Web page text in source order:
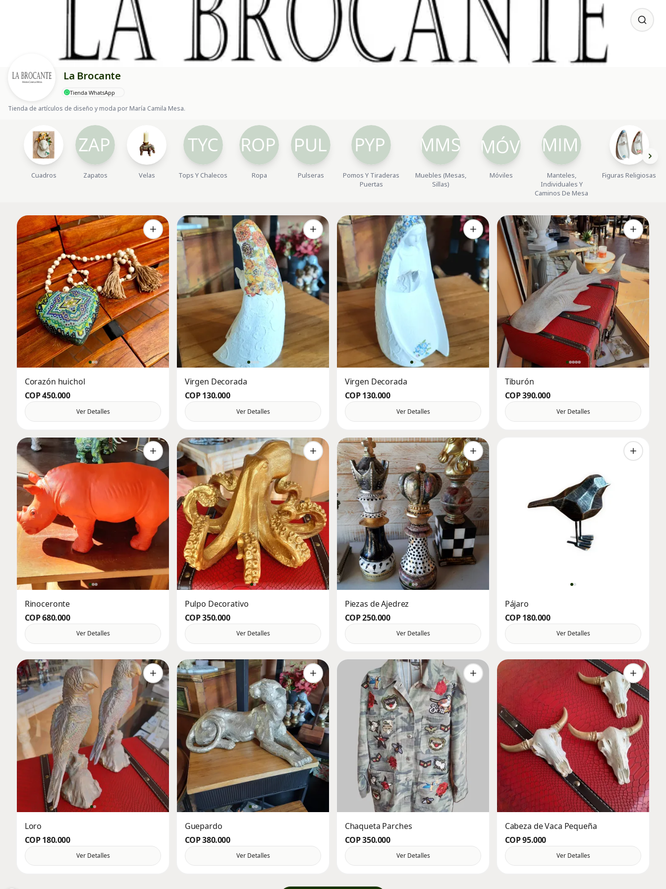
La Brocante
Tienda WhatsApp
Tienda de artículos de diseño y moda por María Camila Mesa.
Cuadros Zapatos Velas Tops Y Chalecos Ropa Pulseras
Pomos Y Tiraderas
Puertas
Muebles (Mesas,
Sillas)
Móviles
Manteles,
Individuales Y
Caminos De Mesa
Figuras Religiosas
Corazón huichol
COP 450.000
Ver Detalles
Virgen Decorada
COP 130.000
Ver Detalles
Virgen Decorada
COP 130.000
Ver Detalles
Tiburón
COP 390.000
Ver Detalles
Rinoceronte
COP 680.000
Ver Detalles
Pulpo Decorativo
COP 350.000
Ver Detalles
Piezas de Ajedrez
COP 250.000
Ver Detalles
Pájaro
COP 180.000
Ver Detalles
Loro
COP 180.000
Ver Detalles
Guepardo
COP 380.000
Ver Detalles
Chaqueta Parches
COP 350.000
Ver Detalles
Cabeza de Vaca Pequeña
COP 95.000
Ver Detalles